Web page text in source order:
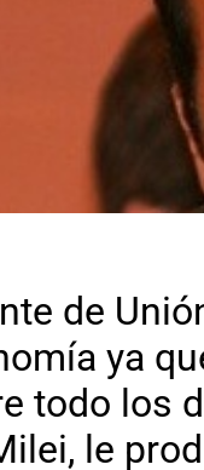
de
ya
todo los
le